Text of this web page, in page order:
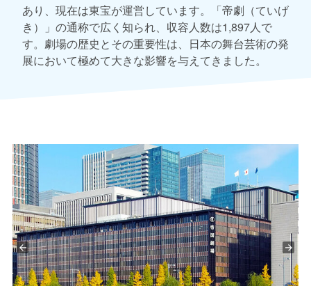
あり、現在は東宝が運営しています。「帝劇（ていげ
き）」の通称で広く知られ、収容人数は1,897人で
す。劇場の歴史とその重要性は、日本の舞台芸術の発
展において極めて大きな影響を与えてきました。